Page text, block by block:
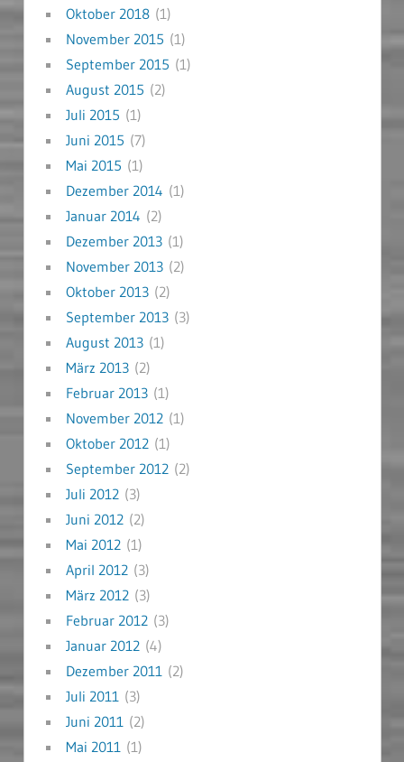
Oktober 2018(1)
November 2015 (1)
September 2015 (1)
August 2015 (2)
Juli 2015 (1)
Juni 2015 (7)
Mai 2015 (1)
Dezember 2014 (1)
Januar 2014 (2)
Dezember 2013(1)
November 2013(2)
Oktober 2013(2)
September 2013(3)
August 2013(1)
März 2013(2)
Februar 2013(1)
November 2012(1)
Oktober 2012(1)
September 2012(2)
Juli 2012(3)
Juni 2012(2)
Mai 2012(1)
April 2012(3)
März 2012(3)
Februar 2012(3)
Januar 2012(4)
Dezember 2011(2)
Juli 2011(3)
Juni 2011(2)
Mai 2011(1)